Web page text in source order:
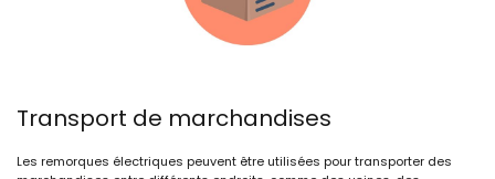
Transport de marchandises
Les remorques électriques peuvent être utilisées pour transporter des